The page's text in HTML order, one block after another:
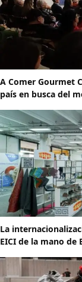
A Comer Gourmet
país en busca del
La
EICI de la mano de